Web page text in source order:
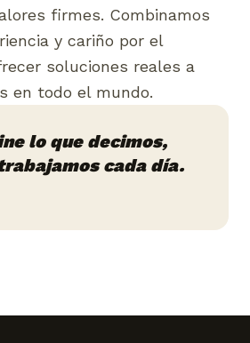
firmes. Combinamos
y cariño por el
soluciones reales a
en todo el mundo.
lo que decimos,
cada día.